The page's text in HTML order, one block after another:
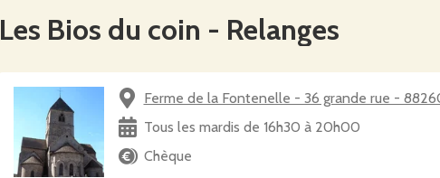
Les Bios du coin - Relanges
Ferme de la Fontenelle - 36 grande rue -
Tous les mardis de 16h30 à 20h00
Chèque